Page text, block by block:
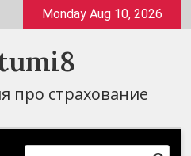
Monday Aug 10, 2026
про страхование